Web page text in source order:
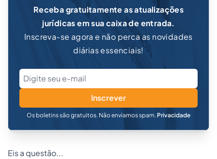
Receba gratuitamente as atualizações
jurídicas em sua caixa de entrada.
Inscreva-se agora e não perca as novidades
diárias essenciais!
Inscrever
Os boletins são gratuitos. Não enviamos spam. Privacidade
Eis a questão...